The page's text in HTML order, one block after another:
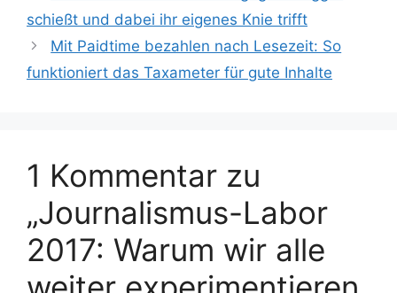
schießt und dabei ihr eigenes Knie trifft
Mit Paidtime bezahlen nach Lesezeit: So
funktioniert das Taxameter für gute Inhalte
1 Kommentar zu
„Journalismus-Labor
2017: Warum wir alle